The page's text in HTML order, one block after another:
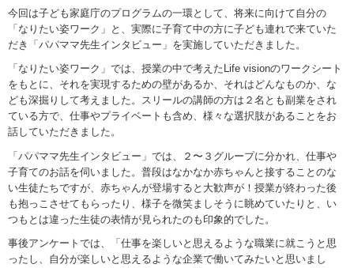
今回は子ども家庭庁のプログラムの一環として、将来に向けて自分の
「なりたい姿ワーク」と、実際に子育て中の方に子ども連れで来ていた
だき「パパママ先生インタビュー」を実施していただきました。
「なりたい姿ワーク」では、授業の中で考えたLife visionのワークシート
をもとに、それを実現するための壁があるか、それはどんなものか、な
ども深掘りして考えました。スリールの講師の方は２名とも副業をされ
ている方で、仕事やプライベートも含め、様々な選択肢があることをお
話していただきました。
「パパママ先生インタビュー」では、２〜３グループに分かれ、仕事や
子育てのお話を伺いました。普段はなかなか赤ちゃんと接することのな
い生徒たちですが、赤ちゃんが登場すると大歓声が！授業が終わった後
も抱っこさせてもらったり、様子を微笑ましそうに眺めていたりと、い
つもとは違った生徒の表情が見られたのも印象的でした。
事後アンケートでは、「仕事を楽しいと思えるような職業に就こうと思
ったし、自分が楽しいと思えるような企業で働いてみたいと思いまし